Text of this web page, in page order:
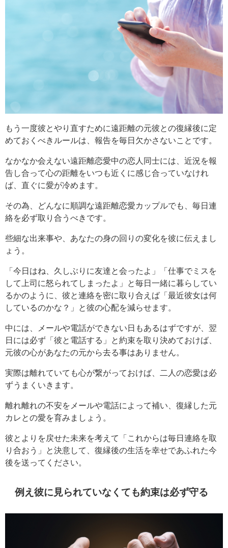
もう一度彼とやり直すために遠距離の元彼との復縁後に定
めておくべきルールは、報告を毎日欠かさないことです。
なかなか会えない遠距離恋愛中の恋人同士には、近況を報
告し合って心の距離をいつも近くに感じ合っていなけれ
ば、直ぐに愛が冷めます。
その為、どんなに順調な遠距離恋愛カップルでも、毎日連
絡を必ず取り合うべきです。
些細な出来事や、あなたの身の回りの変化を彼に伝えまし
ょう。
「今日はね、久しぶりに友達と会ったよ」「仕事でミスを
して上司に怒られてしまったよ」と毎日一緒に暮らしてい
るかのように、彼と連絡を密に取り合えば「最近彼女は何
しているのかな？」と彼の心配を減らせます。
中には、メールや電話ができない日もあるはずですが、翌
日には必ず「彼と電話する」と約束を取り決めておけば、
元彼の心があなたの元から去る事はありません。
実際は離れていても心が繋がっておけば、二人の恋愛は必
ずうまくいきます。
離れ離れの不安をメールや電話によって補い、復縁した元
カレとの愛を育みましょう。
彼とよりを戻せた未来を考えて「これからは毎日連絡を取
り合おう」と決意して、復縁後の生活を幸せであふれた今
後を送ってください。
例え彼に見られていなくても約束は必ず守る